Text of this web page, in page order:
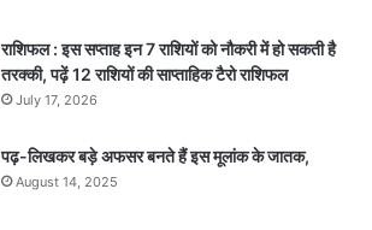
राशिफल : इस सप्ताह इन 7 राशियों को नौकरी में हो सकती है
तरक्की, पढ़ें 12 राशियों की साप्ताहिक टैरो राशिफल
July 17, 2026
पढ़-लिखकर बड़े अफसर बनते हैं इस मूलांक के जातक,
August 14, 2025